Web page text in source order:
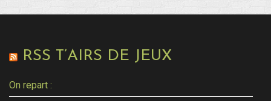
RSS T’AIRS DE JEUX
On repart :